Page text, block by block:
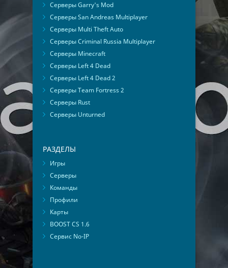
Серверы Garry's Mod
Серверы San Andreas Multiplayer
Серверы Multi Theft Auto
Серверы Criminal Russia Multiplayer
Серверы Minecraft
Серверы Left 4 Dead
Серверы Left 4 Dead 2
Серверы Team Fortress 2
Серверы Rust
Серверы Unturned
РАЗДЕЛЫ
Игры
Серверы
Команды
Профили
Карты
BOOST CS 1.6
Сервис No-IP